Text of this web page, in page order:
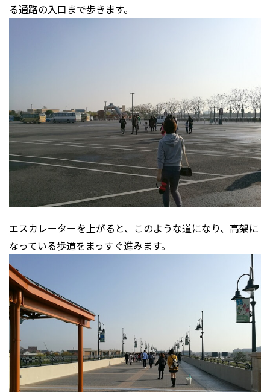
る通路の入口まで歩きます。
エスカレーターを上がると、このような道になり、高架に
なっている歩道をまっすぐ進みます。